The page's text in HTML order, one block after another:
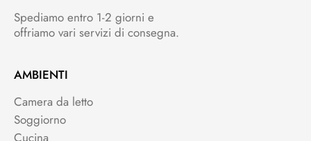
Spediamo entro 1-2 giorni e
offriamo vari servizi di consegna.
AMBIENTI
Camera da letto
Soggiorno